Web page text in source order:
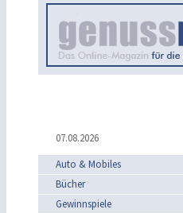
07.08.2026
Auto & Mobiles
Bücher
Gewinnspiele